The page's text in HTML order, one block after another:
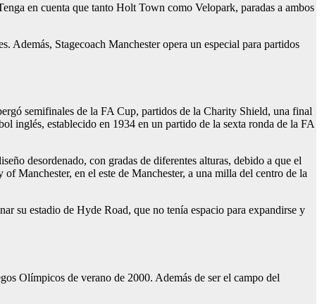
en cuenta que tanto Holt Town como Velopark, paradas a ambos
Además, Stagecoach Manchester opera un especial para partidos
semifinales de la FA Cup, partidos de la Charity Shield, una final
inglés, establecido en 1934 en un partido de la sexta ronda de la FA
desordenado, con gradas de diferentes alturas, debido a que el
Manchester, en el este de Manchester, a una milla del centro de la
su estadio de Hyde Road, que no tenía espacio para expandirse y
Olímpicos de verano de 2000. Además de ser el campo del